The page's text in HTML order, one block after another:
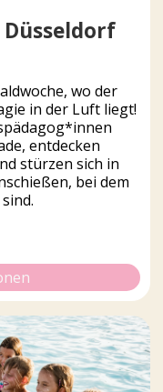
wo der
in der Luft liegt!
entdecken
stürzen sich in
bei dem